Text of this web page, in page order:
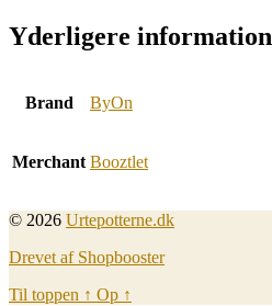
Yderligere information
Brand ByOn
Merchant Booztlet
© 2026 Urtepotterne.dk
Drevet af Shopbooster
Til toppen ↑ Op ↑